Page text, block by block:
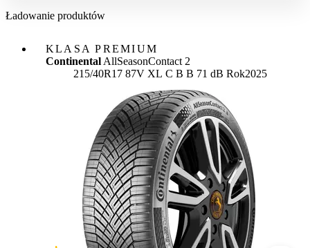
Ładowanie produktów
KLASA PREMIUM
Continental AllSeasonContact 2
215/40R17 87V XL Etykieta:
C B B 71 dB Rok2025